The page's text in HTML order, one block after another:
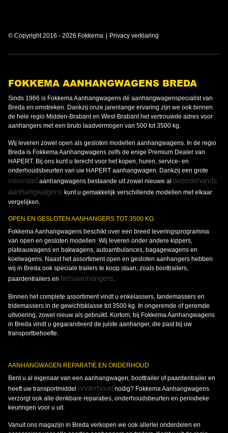
© Copyright 2016 - 2026 Fokkema Privacy verklaring
FOKKEMA AANHANGWAGENS BREDA
Sinds 1966 is Fokkema Aanhangwagens dé aanhangwagenspecialist van
Breda en omstreken. Dankzij onze jarenlange ervaring zijn we ook binnen
de hele regio Midden-Brabant en West-Brabant het vertrouwde adres voor
aanhangers met een bruto laadvermogen van 500 tot 3500 kg.
Wij leveren zowel open als gesloten modellen aanhangwagens. In de regio
Breda is Fokkema Aanhangwagens zelfs de enige Premium Dealer van
HAPERT. Bij ons kunt u terecht voor het kopen, huren, service- en
onderhoudsbeurten van uw HAPERT aanhangwagen. Dankzij een grote
voorraad aanhangwagens bestaande uit zowel nieuwe al tweedehands
aanhangwagens kunt u gemakkelijk verschillende modellen met elkaar
vergelijken.
OPEN EN GESLOTEN AANHANGERS TOT 3500 KG
Fokkema Aanhangwagens beschikt over een breed leveringsprogramma
van open en gesloten modellen. Wij leveren onder andere kippers,
plateauwagens en bakwagens, autoambulances, bagagewagens en
koelwagens. Naast het assortiment open en gesloten aanhangers hebben
wij in Breda ook speciale trailers te koop staan, zoals boottrailers,
paardentrailers en fietsaanhangers.
Binnen het complete assortiment vindt u enkelassers, tandemassers en
tridemassers in de gewichtsklasse tot 3500 kg. In ongeremde of geremde
uitvoering, zowel nieuw als gebruikt. Kortom, bij Fokkema Aanhangwagens
in Breda vindt u gegarandeerd de juiste aanhanger, die past bij uw
transportbehoefte.
AANHANGWAGEN REPARATIE EN ONDERHOUD
Bent u al eigenaar van een aanhangwagen, boottrailer of paardentrailer en
heeft uw transportmiddel onderhoud nodig? Fokkema Aanhangwagens
verzorgt ook alle denkbare reparaties, onderhoudsbeurten en periodieke
keuringen voor u uit.
Vanuit ons magazijn in Breda verkopen we ook allerlei onderdelen en